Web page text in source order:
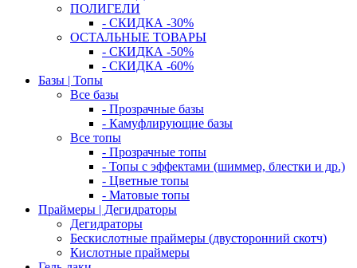
ПОЛИГЕЛИ
- СКИДКА -30%
ОСТАЛЬНЫЕ ТОВАРЫ
- СКИДКА -50%
- СКИДКА -60%
Базы | Топы
Все базы
- Прозрачные базы
- Камуфлирующие базы
Все топы
- Прозрачные топы
- Топы с эффектами (шиммер, блестки и др.)
- Цветные топы
- Матовые топы
Праймеры | Дегидраторы
Дегидраторы
Бескислотные праймеры (двусторонний скотч)
Кислотные праймеры